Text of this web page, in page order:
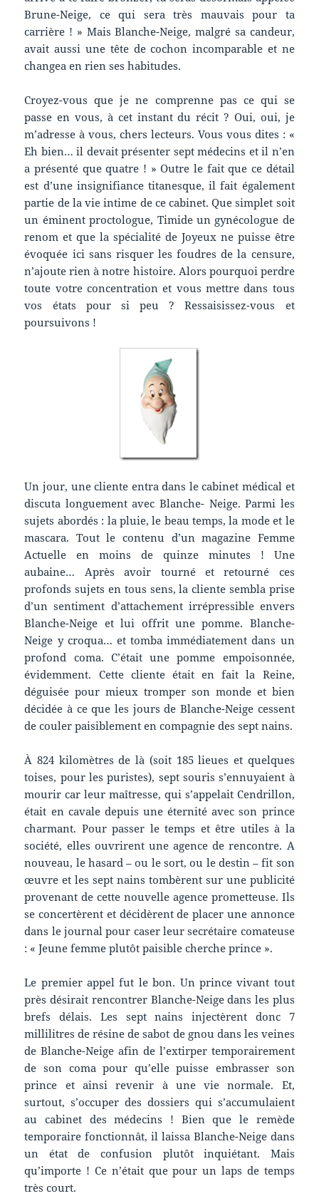
Brune-Neige, ce qui sera très mauvais pour ta
carrière ! » Mais Blanche-Neige, malgré sa candeur,
avait aussi une tête de cochon incomparable et ne
changea en rien ses habitudes.
Croyez-vous que je ne comprenne pas ce qui se
passe en vous, à cet instant du récit ? Oui, oui, je
m’adresse à vous, chers lecteurs. Vous vous dites : «
Eh bien… il devait présenter sept médecins et il n’en
a présenté que quatre ! » Outre le fait que ce détail
est d’une insignifiance titanesque, il fait également
partie de la vie intime de ce cabinet. Que simplet soit
un éminent proctologue, Timide un gynécologue de
renom et que la spécialité de Joyeux ne puisse être
évoquée ici sans risquer les foudres de la censure,
n’ajoute rien à notre histoire. Alors pourquoi perdre
toute votre concentration et vous mettre dans tous
vos états pour si peu ? Ressaisissez-vous et
poursuivons !
Un jour, une cliente entra dans le cabinet médical et
discuta longuement avec Blanche- Neige. Parmi les
sujets abordés : la pluie, le beau temps, la mode et le
mascara. Tout le contenu d’un magazine Femme
Actuelle en moins de quinze minutes ! Une
aubaine… Après avoir tourné et retourné ces
profonds sujets en tous sens, la cliente sembla prise
d’un sentiment d’attachement irrépressible envers
Blanche-Neige et lui offrit une pomme. Blanche-
Neige y croqua… et tomba immédiatement dans un
profond coma. C’était une pomme empoisonnée,
évidemment. Cette cliente était en fait la Reine,
déguisée pour mieux tromper son monde et bien
décidée à ce que les jours de Blanche-Neige cessent
de couler paisiblement en compagnie des sept nains.
À 824 kilomètres de là (soit 185 lieues et quelques
toises, pour les puristes), sept souris s’ennuyaient à
mourir car leur maîtresse, qui s’appelait Cendrillon,
était en cavale depuis une éternité avec son prince
charmant. Pour passer le temps et être utiles à la
société, elles ouvrirent une agence de rencontre. A
nouveau, le hasard – ou le sort, ou le destin – fit son
œuvre et les sept nains tombèrent sur une publicité
provenant de cette nouvelle agence prometteuse. Ils
se concertèrent et décidèrent de placer une annonce
dans le journal pour caser leur secrétaire comateuse
: « Jeune femme plutôt paisible cherche prince ».
Le premier appel fut le bon. Un prince vivant tout
près désirait rencontrer Blanche-Neige dans les plus
brefs délais. Les sept nains injectèrent donc 7
millilitres de résine de sabot de gnou dans les veines
de Blanche-Neige afin de l’extirper temporairement
de son coma pour qu’elle puisse embrasser son
prince et ainsi revenir à une vie normale. Et,
surtout, s’occuper des dossiers qui s’accumulaient
au cabinet des médecins ! Bien que le remède
temporaire fonctionnât, il laissa Blanche-Neige dans
un état de confusion plutôt inquiétant. Mais
qu’importe ! Ce n’était que pour un laps de temps
très court.